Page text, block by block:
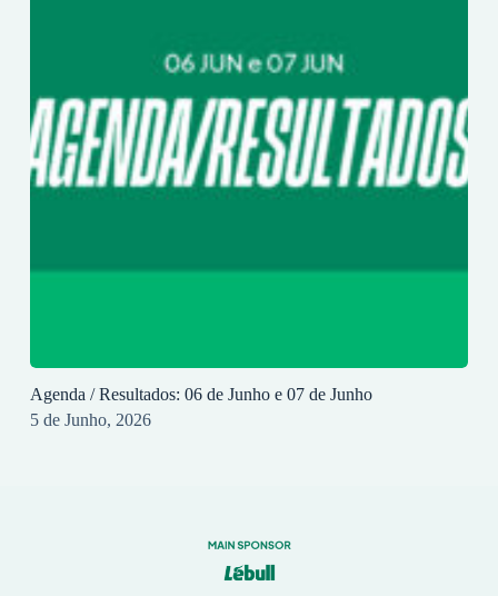
Agenda / Resultados: 06 de Junho e 07 de Junho
5 de Junho, 2026